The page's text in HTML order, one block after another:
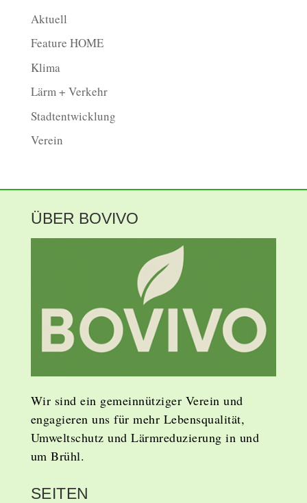
Aktuell
Feature HOME
Klima
Lärm + Verkehr
Stadtentwicklung
Verein
ÜBER BOVIVO
Wir sind ein gemeinnütziger Verein und
engagieren uns für mehr Lebensqualität,
Umweltschutz und Lärmreduzierung in und
um Brühl.
SEITEN